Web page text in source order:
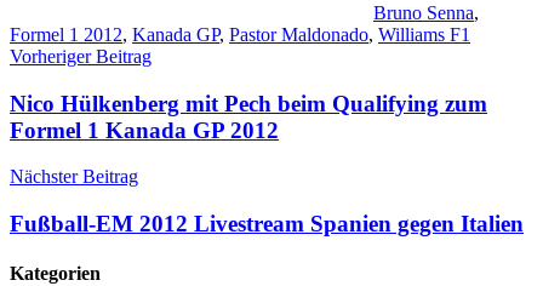
Bruno Senna,
Formel 1 2012, Kanada GP, Pastor Maldonado, Williams F1
Beitragsnavigation
Vorheriger Beitrag
Nico Hülkenberg mit Pech beim Qualifying zum
Formel 1 Kanada GP 2012
Nächster Beitrag
Fußball-EM 2012 Livestream Spanien gegen Italien
Kategorien